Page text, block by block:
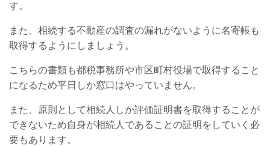
す。
また、相続する不動産の調査の漏れがないように名寄帳も
取得するようにしましょう。
こちらの書類も都税事務所や市区町村役場で取得すること
になるため平日しか窓口はやっていません。
また、原則として相続人しか評価証明書を取得することが
できないため自身が相続人であることの証明をしていく必
要もあります。